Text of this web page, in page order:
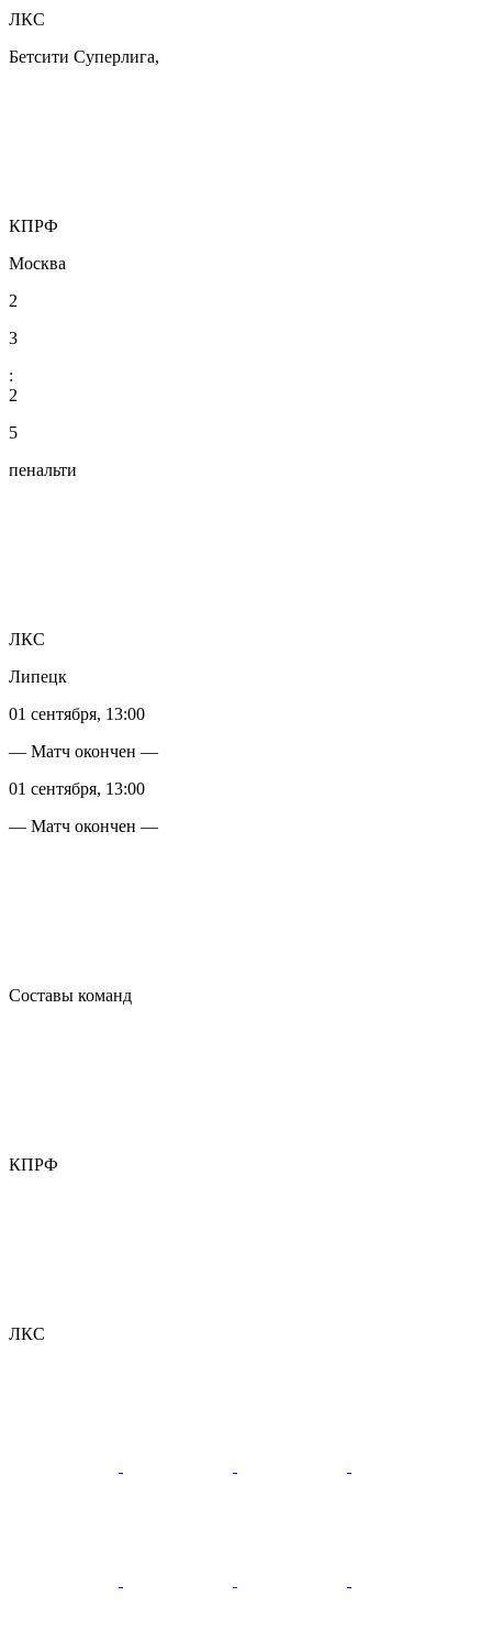
ЛКС
Бетсити Суперлига,
КПРФ
Москва
2
3
:
2
5
пенальти
ЛКС
Липецк
01 сентября, 13:00
— Матч окончен —
01 сентября, 13:00
— Матч окончен —
Составы команд
КПРФ
ЛКС